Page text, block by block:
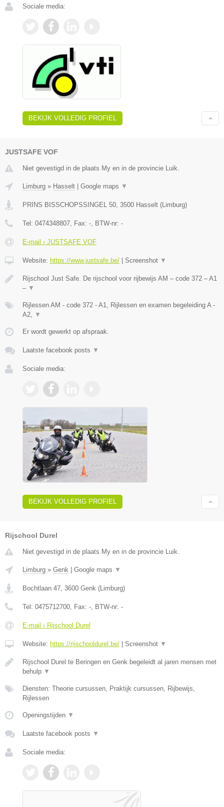
Sociale media:
BEKIJK VOLLEDIG PROFIEL
JUSTSAFE VOF
Niet gevestigd in de plaats My en in de provincie Luik.
Limburg » Hasselt Google maps ▼
PRINS BISSCHOPSSINGEL 50, 3500 Hasselt (Limburg)
Tel: 0474348807, Fax: -, BTW-nr: -
E-mail › JUSTSAFE VOF
Website: https://www.justsafe.be/ Screenshot ▼
Rijschool Just Safe. De rijschool voor rijbewijs AM – code 372 – A1
– ▼
Rijlessen AM - code 372 - A1, Rijlessen en examen begeleiding A -
A2, ▼
Er wordt gewerkt op afspraak.
Laatste facebook posts ▼
Sociale media:
BEKIJK VOLLEDIG PROFIEL
Rijschool Durel
Niet gevestigd in de plaats My en in de provincie Luik.
Limburg » Genk Google maps ▼
Bochtlaan 47, 3600 Genk (Limburg)
Tel: 0475712700, Fax: -, BTW-nr: -
E-mail › Rijschool Durel
Website: https://rijschooldurel.be/ Screenshot ▼
Rijschool Durel te Beringen en Genk begeleidt al jaren mensen met
behulp ▼
Diensten: Theorie cursussen, Praktijk cursussen, Rijbewijs,
Rijlessen
Openingstijden ▼
Laatste facebook posts ▼
Sociale media: